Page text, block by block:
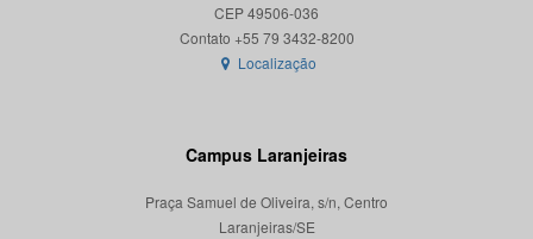
CEP 49506-036
Localização
Campus Laranjeiras
Praça Samuel de Oliveira, s/n, Centro
Laranjeiras/SE